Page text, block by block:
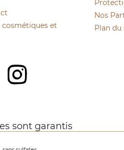
cosmétiques et
Nos
Plan du
YouTube
sont garantis